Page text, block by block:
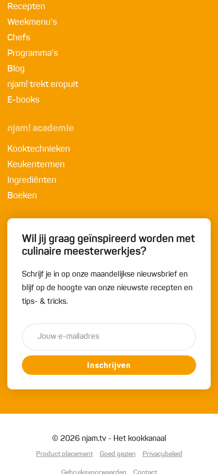
Recepten
Weekmenu's
Chefs
Programma's
Blog
njam! trekt eropuit
E-books
njam! academie
Kooktechnieken
Keukentermen
Ingrediënten
Boeken
Wil jij graag geïnspireerd worden met
culinaire meesterwerkjes?
Schrijf je in op onze maandelijkse nieuwsbrief en
blijf op de hoogte van onze nieuwste recepten en
tips- & tricks.
Inschrijven
© 2026 njam.tv - Het kookkanaal
Product placement Goed gezien Privacybeleid
Gebruiksvoorwaarden Contact